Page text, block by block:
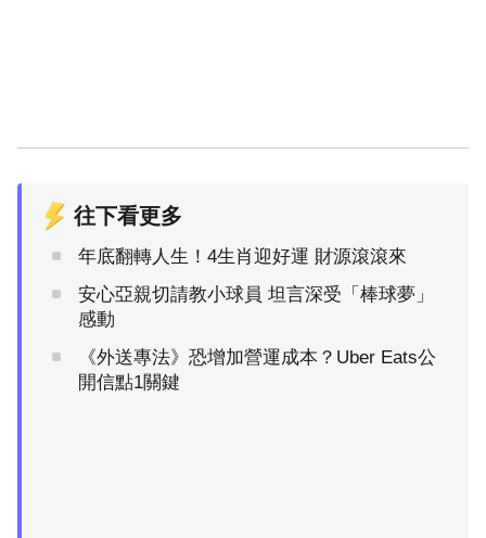
往下看更多
年底翻轉人生！4生肖迎好運 財源滾滾來
安心亞親切請教小球員 坦言深受「棒球夢」
感動
《外送專法》恐增加營運成本？Uber Eats公
開信點1關鍵